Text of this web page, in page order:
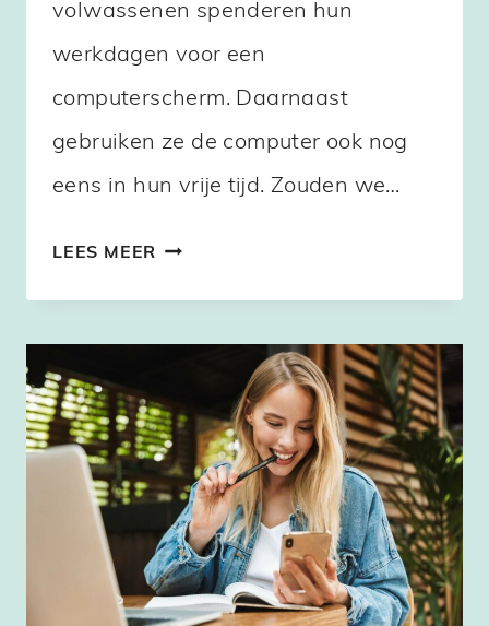
volwassenen spenderen hun
werkdagen voor een
computerscherm. Daarnaast
gebruiken ze de computer ook nog
eens in hun vrije tijd. Zouden we…
LEES MEER WAT
VERSLAVING?